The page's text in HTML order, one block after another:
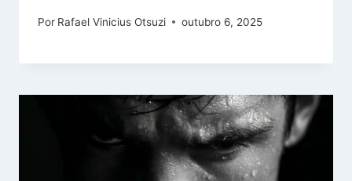
Por Rafael Vinicius Otsuzi outubro 6, 2025